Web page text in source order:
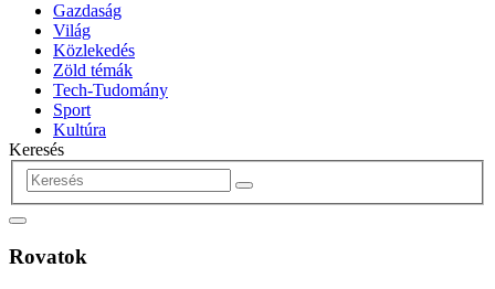
Gazdaság
Világ
Közlekedés
Zöld témák
Tech-Tudomány
Sport
Kultúra
Keresés
Rovatok